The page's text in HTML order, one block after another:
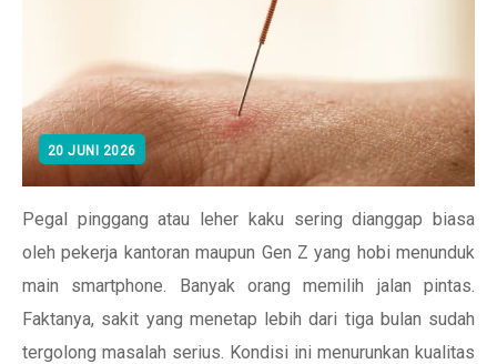
20 JUNI 2026
Pegal pinggang atau leher kaku sering dianggap biasa
oleh pekerja kantoran maupun Gen Z yang hobi menunduk
main smartphone. Banyak orang memilih jalan pintas.
Faktanya, sakit yang menetap lebih dari tiga bulan sudah
tergolong masalah serius. Kondisi ini menurunkan kualitas